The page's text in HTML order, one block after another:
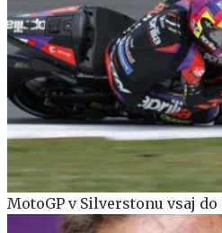
MotoGP v Silverstonu vsaj do